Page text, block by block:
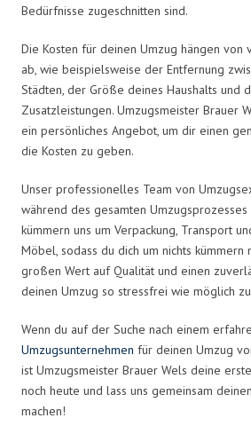
Bedürfnisse zugeschnitten sind.
Die Kosten für deinen Umzug hängen von
ab, wie beispielsweise der Entfernung
Städten, der Größe deines Haushalts und
Zusatzleistungen. Umzugsmeister Brauer
ein persönliches Angebot, um dir einen
die Kosten zu geben.
Unser professionelles Team von
während des gesamten
kümmern uns um Verpackung, Transport
Möbel, sodass du dich um nichts kümmern
großen Wert auf Qualität und einen
deinen Umzug so stressfrei wie möglich
Wenn du auf der Suche nach einem
Umzugsunternehmen für deinen Umzug
ist Umzugsmeister Brauer Wels deine
noch heute und lass uns gemeinsam
machen!